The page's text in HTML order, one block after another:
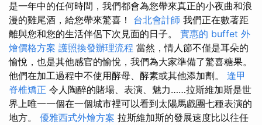
是一年中的任何時間，我們都會為您帶來真正的小夜曲和浪
漫的雞尾酒，給您帶來驚喜！ 台北會計師 我們正在數著距
離與您和您的生活伴侶下次見面的日子。 實惠的 buffet 外
燴價格方案 護照換發辦理流程 當然，情人節不僅是耳朵的
愉悅，也是其他感官的愉悅，我們為大家準備了驚喜糖果。
他們在加工過程中不使用酵母、酵素或其他添加劑。 逢甲
脊椎矯正 令人陶醉的賭場、表演、魅力……拉斯維加斯是世
界上唯一一個在一個城市裡可以看到太陽馬戲團七種表演的
地方。 優雅西式外燴方案 拉斯維加斯的發展速度比以往任